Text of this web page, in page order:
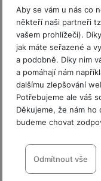
Aby se vám u nás co
někteří naši partneři
vašem prohlížeči).
jak máte seřazené a
a podobně. Díky nim
a pomáhají nám
dalšímu zlepšování
Potřebujeme ale váš
Děkujeme, že nám ho
budeme chovat
Nastavení
cookies
Odmítnout vše
intenzivních,
Samsung Galaxy
tenkou
rámečky,
vytříbenou
barvách, které
definovaný styl.
nadcházejících
prostě nemá
Magické
Vyprávějte
momentů,